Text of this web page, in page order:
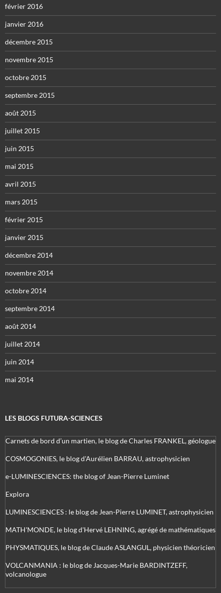
février 2016
janvier 2016
décembre 2015
novembre 2015
octobre 2015
septembre 2015
août 2015
juillet 2015
juin 2015
mai 2015
avril 2015
mars 2015
février 2015
janvier 2015
décembre 2014
novembre 2014
octobre 2014
septembre 2014
août 2014
juillet 2014
juin 2014
mai 2014
LES BLOGS FUTURA-SCIENCES
Carnets de bord d’un martien, le blog de Charles FRANKEL, géologue
COSMOGONIES, le blog d'Aurélien BARRAU, astrophysicien
e-LUMINESCIENCES: the blog of Jean-Pierre Luminet
Explora
LUMINESCIENCES : le blog de Jean-Pierre LUMINET, astrophysicien
MATH'MONDE, le blog d'Hervé LEHNING, agrégé de mathématiques
PHYSMATIQUES, le blog de Claude ASLANGUL, physicien théoricien
VOLCANMANIA : le blog de Jacques-Marie BARDINTZEFF,
volcanologue